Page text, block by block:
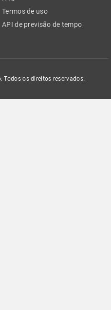
Termos de uso
API de previsão de tempo
Todos os direitos reservados.